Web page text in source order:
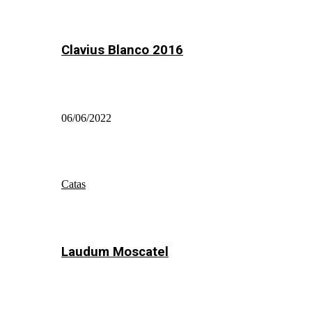
Clavius Blanco 2016
06/06/2022
Catas
Laudum Moscatel